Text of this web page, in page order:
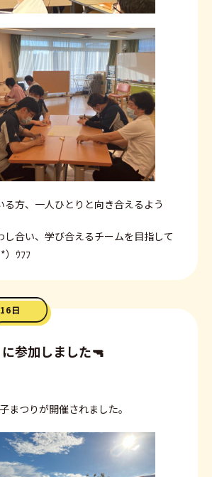
る方、一人ひとりと向き合えるよう
し合い、学び合えるチームを目指して
）ｳﾌﾌ
日
参加しました🔫
まつりが開催されました。